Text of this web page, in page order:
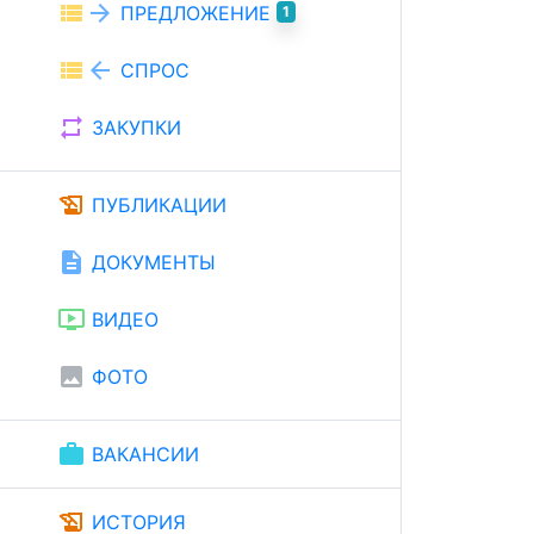
view_list arrow_forward ПРЕДЛОЖЕНИЕ 1
view_list arrow_back СПРОС
repeat ЗАКУПКИ
history_edu ПУБЛИКАЦИИ
description ДОКУМЕНТЫ
ondemand_video ВИДЕО
image ФОТО
work ВАКАНСИИ
history_edu ИСТОРИЯ